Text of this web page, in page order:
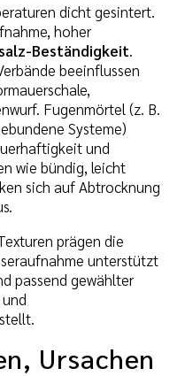
dicht gesintert.
hoher
Beständigkeit.
beeinflussen
Fugenmörtel (z. B.
Systeme)
und
wie bündig, leicht
sich auf Abtrocknung
prägen die
unterstützt
passend gewählter
Ursachen